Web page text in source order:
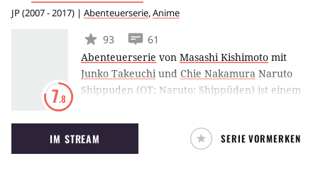
verwickelt wird.
JP(2007 - 2017) | Abenteuerserie,Anime
7.8
93
61
Abenteuerserie von Masashi Kishimoto mit
Junko Takeuchiund Chie Nakamura Naruto
Shippuden (OT: Naruto: Shippûden) ist einem
gleichnamigen Manga-Reihe basiert und die
Geschichte der Anime-Serie Naruto fortsetzt,
die von 2002 bis 2007 ausgestrahlt wurde. Die
IM STREAM SERIE VORMERKEN